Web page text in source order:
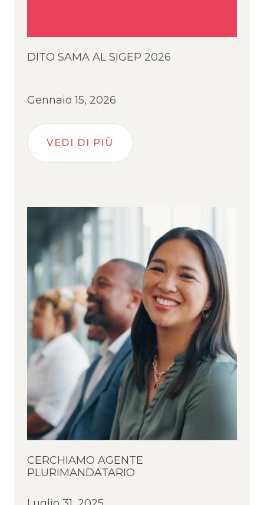
DITO SAMA AL SIGEP 2026
Gennaio 15, 2026
VEDI DI PIÙ
CERCHIAMO AGENTE
PLURIMANDATARIO